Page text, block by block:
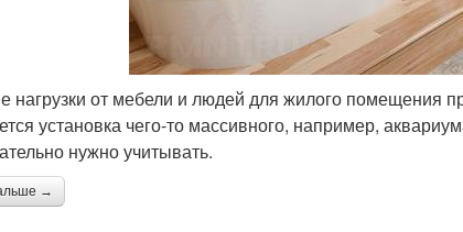
нагрузки от мебели и людей для жилого помещения
установка чего-то массивного, например,
нужно учитывать.
→